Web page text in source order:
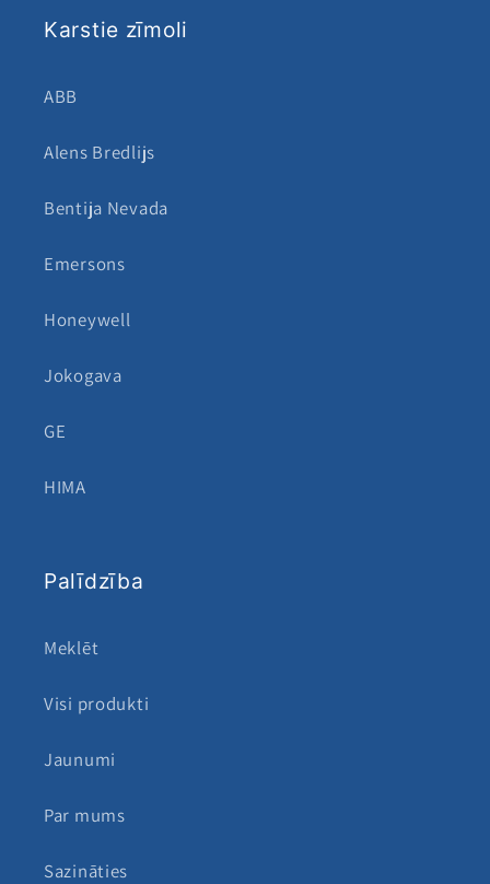
Karstie zīmoli
ABB
Alens Bredlijs
Bentija Nevada
Emersons
Honeywell
Jokogava
GE
HIMA
Palīdzība
Meklēt
Visi produkti
Jaunumi
Par mums
Sazināties